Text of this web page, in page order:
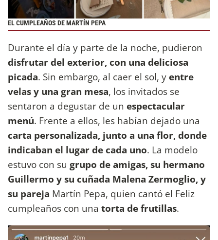
EL CUMPLEAÑOS DE MARTÍN PEPA
Durante el día y parte de la noche, pudieron
disfrutar del exterior, con una deliciosa
picada. Sin embargo, al caer el sol, y entre
velas y una gran mesa, los invitados se
sentaron a degustar de un espectacular
menú. Frente a ellos, les habían dejado una
carta personalizada, junto a una flor, donde
indicaban el lugar de cada uno. La modelo
estuvo con su grupo de amigas, su hermano
Guillermo y su cuñada Malena Zermoglio, y
su pareja Martín Pepa, quien cantó el Feliz
cumpleaños con una torta de frutillas.